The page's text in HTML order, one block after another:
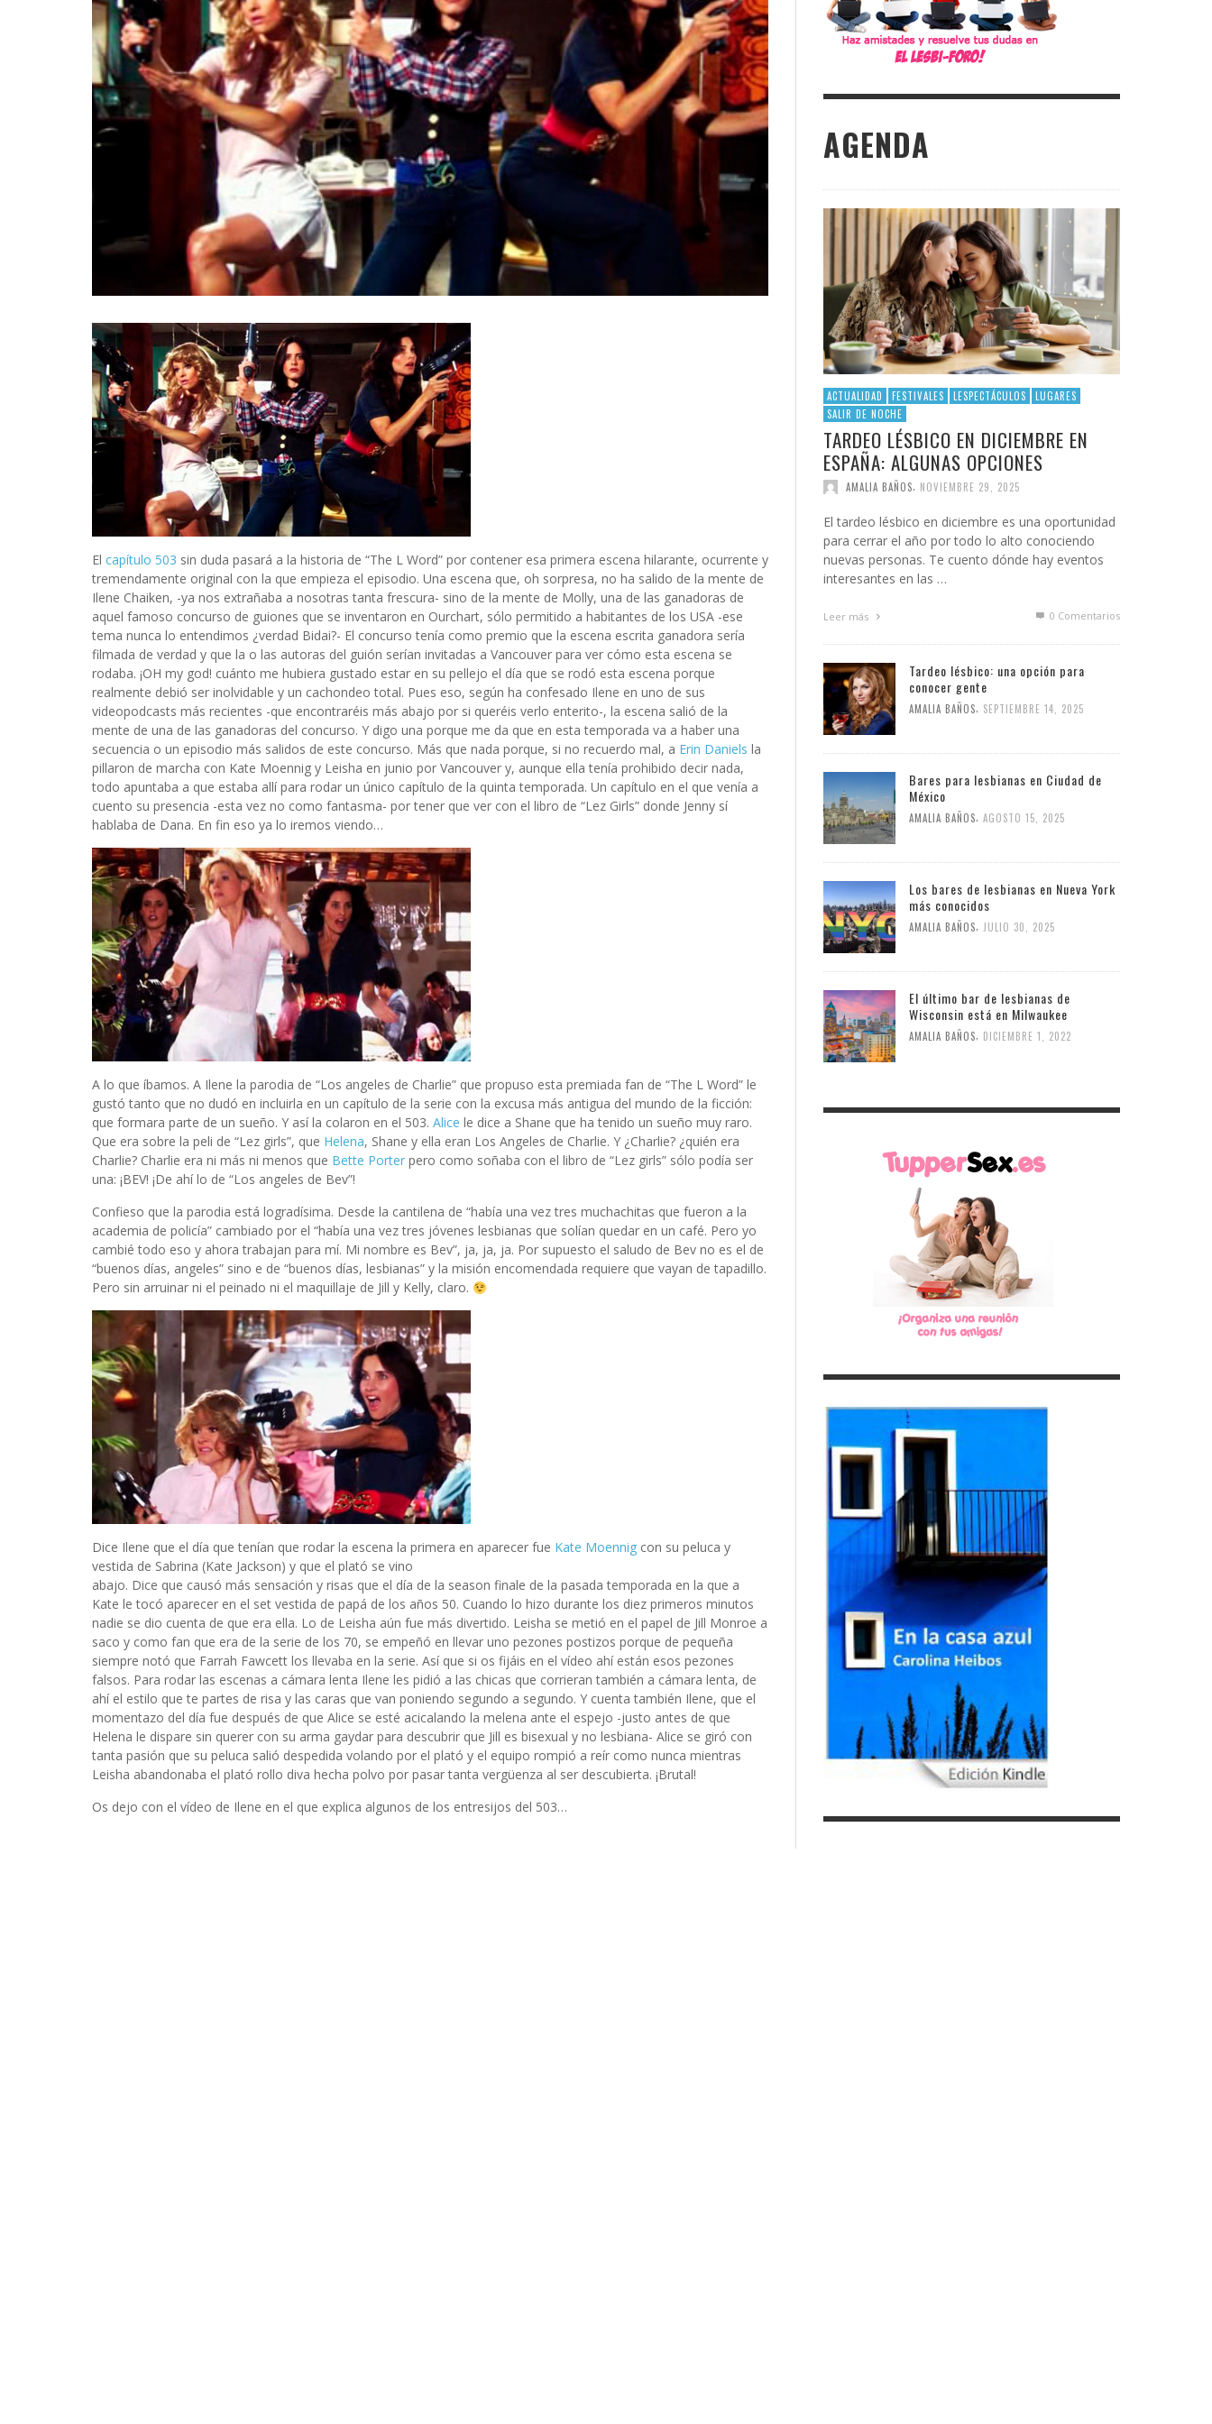
INFIELES
El capítulo 503 sin duda pasará a la historia de “The L Word” por contener esa primera escena hilarante, ocurrente y
tremendamente original con la que empieza el episodio. Una escena que, oh sorpresa, no ha salido de la mente de
Ilene Chaiken, -ya nos extrañaba a nosotras tanta frescura- sino de la mente de Molly, una de las ganadoras de
aquel famoso concurso de guiones que se inventaron en Ourchart, sólo permitido a habitantes de los USA -ese
tema nunca lo entendimos ¿verdad Bidai?- El concurso tenía como premio que la escena escrita ganadora sería
filmada de verdad y que la o las autoras del guión serían invitadas a Vancouver para ver cómo esta escena se
rodaba. ¡OH my god! cuánto me hubiera gustado estar en su pellejo el día que se rodó esta escena porque
realmente debió ser inolvidable y un cachondeo total. Pues eso, según ha confesado Ilene en uno de sus
videopodcasts más recientes -que encontraréis más abajo por si queréis verlo enterito-, la escena salió de la
mente de una de las ganadoras del concurso. Y digo una porque me da que en esta temporada va a haber una
secuencia o un episodio más salidos de este concurso. Más que nada porque, si no recuerdo mal, a Erin Daniels la
pillaron de marcha con Kate Moennig y Leisha en junio por Vancouver y, aunque ella tenía prohibido decir nada,
todo apuntaba a que estaba allí para rodar un único capítulo de la quinta temporada. Un capítulo en el que venía a
cuento su presencia -esta vez no como fantasma- por tener que ver con el libro de “Lez Girls” donde Jenny sí
hablaba de Dana. En fin eso ya lo iremos viendo…
A lo que íbamos. A Ilene la parodia de “Los angeles de Charlie” que propuso esta premiada fan de “The L Word” le
gustó tanto que no dudó en incluirla en un capítulo de la serie con la excusa más antigua del mundo de la ficción:
que formara parte de un sueño. Y así la colaron en el 503. Alice le dice a Shane que ha tenido un sueño muy raro.
Que era sobre la peli de “Lez girls”, que Helena, Shane y ella eran Los Angeles de Charlie. Y ¿Charlie? ¿quién era
Charlie? Charlie era ni más ni menos que Bette Porter pero como soñaba con el libro de “Lez girls” sólo podía ser
una: ¡BEV! ¡De ahí lo de “Los angeles de Bev”!
Confieso que la parodia está logradísima. Desde la cantilena de “había una vez tres muchachitas que fueron a la
academia de policía” cambiado por el “había una vez tres jóvenes lesbianas que solían quedar en un café. Pero yo
cambié todo eso y ahora trabajan para mí. Mi nombre es Bev”, ja, ja, ja. Por supuesto el saludo de Bev no es el de
“buenos días, angeles” sino e de “buenos días, lesbianas” y la misión encomendada requiere que vayan de tapadillo.
Pero sin arruinar ni el peinado ni el maquillaje de Jill y Kelly, claro.
Dice Ilene que el día que tenían que rodar la escena la primera en aparecer fue Kate Moennig con su peluca y
vestida de Sabrina (Kate Jackson) y que el plató se vino
abajo. Dice que causó más sensación y risas que el día de la season finale de la pasada temporada en la que a
Kate le tocó aparecer en el set vestida de papá de los años 50. Cuando lo hizo durante los diez primeros minutos
nadie se dio cuenta de que era ella. Lo de Leisha aún fue más divertido. Leisha se metió en el papel de Jill Monroe a
saco y como fan que era de la serie de los 70, se empeñó en llevar uno pezones postizos porque de pequeña
siempre notó que Farrah Fawcett los llevaba en la serie. Así que si os fijáis en el vídeo ahí están esos pezones
falsos. Para rodar las escenas a cámara lenta Ilene les pidió a las chicas que corrieran también a cámara lenta, de
ahí el estilo que te partes de risa y las caras que van poniendo segundo a segundo. Y cuenta también Ilene, que el
momentazo del día fue después de que Alice se esté acicalando la melena ante el espejo -justo antes de que
Helena le dispare sin querer con su arma gaydar para descubrir que Jill es bisexual y no lesbiana- Alice se giró con
tanta pasión que su peluca salió despedida volando por el plató y el equipo rompió a reír como nunca mientras
Leisha abandonaba el plató rollo diva hecha polvo por pasar tanta vergüenza al ser descubierta. ¡Brutal!
Os dejo con el vídeo de Ilene en el que explica algunos de los entresijos del 503…
AGENDA
ACTUALIDAD FESTIVALES LESPECTÁCULOS
LUGARES
SALIR DE NOCHE
TARDEO LÉSBICO EN DICIEMBRE EN
ESPAÑA: ALGUNAS OPCIONES
AMALIA BAÑOS, NOVIEMBRE 29, 2025
El tardeo lésbico en diciembre es una oportunidad
para cerrar el año por todo lo alto conociendo
nuevas personas. Te cuento dónde hay eventos
interesantes en las …
Leer más 0 Comentarios
Tardeo lésbico: una opción para
conocer gente
AMALIA BAÑOS SEPTIEMBRE 14, 2025
Bares para lesbianas en Ciudad de
México
AMALIA BAÑOS AGOSTO 15, 2025
Los bares de lesbianas en Nueva York
más conocidos
AMALIA BAÑOS JULIO 30, 2025
El último bar de lesbianas de
Wisconsin está en Milwaukee
AMALIA BAÑOS DICIEMBRE 1, 2022